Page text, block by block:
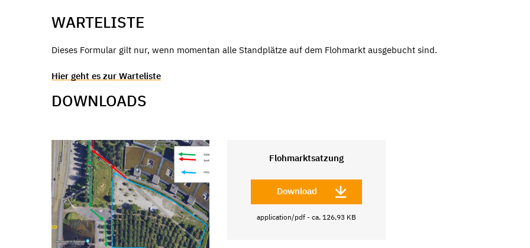
WARTELISTE
Dieses Formular gilt nur, wenn momentan alle Standplätze auf dem Flohmarkt ausgebucht sind.
Hier geht es zur Warteliste
DOWNLOADS
Flohmarktsatzung
Download
application/pdf - ca. 126,93 KB